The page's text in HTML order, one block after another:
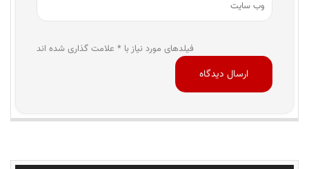
فیلدهای مورد نیاز با * علامت گذاری شده اند